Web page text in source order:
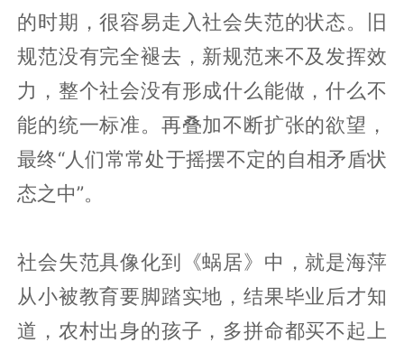
的时期，很容易走入社会失范的状态。旧
规范没有完全褪去，新规范来不及发挥效
力，整个社会没有形成什么能做，什么不
能的统一标准。再叠加不断扩张的欲望，
最终“人们常常处于摇摆不定的自相矛盾状
态之中”。
社会失范具像化到《蜗居》中，就是海萍
从小被教育要脚踏实地，结果毕业后才知
道，农村出身的孩子，多拼命都买不起上